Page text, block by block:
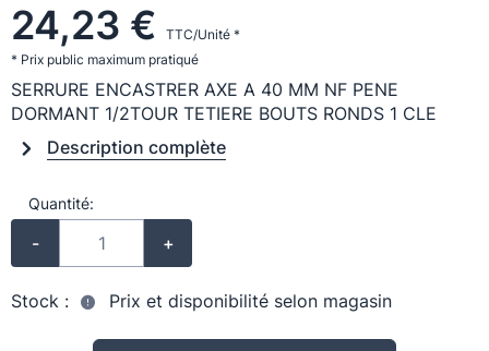
24,23 €
TTC/Unité *
* Prix public maximum pratiqué
SERRURE ENCASTRER AXE A 40 MM NF PENE
DORMANT 1/2TOUR TETIERE BOUTS RONDS 1 CLE
Description complète
Quantité:
- +
Stock : Prix et disponibilité selon magasin